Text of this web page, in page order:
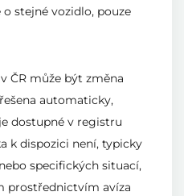
stejné vozidlo, pouze
ČR může být změna
automaticky,
dostupné v registru
k dispozici není, typicky
specifických situací,
prostřednictvím avíza